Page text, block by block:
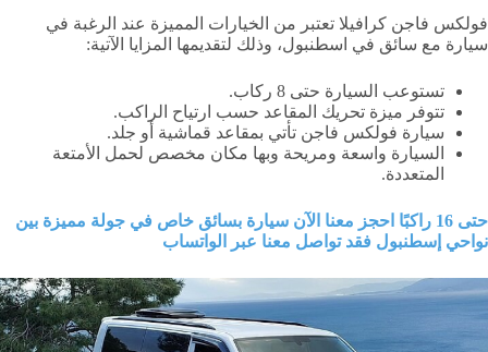
فولكس فاجن كرافيلا تعتبر من الخيارات المميزة عند الرغبة في
سيارة مع سائق في اسطنبول، وذلك لتقديمها المزايا الآتية:
تستوعب السيارة حتى 8 ركاب.
تتوفر ميزة تحريك المقاعد حسب ارتياح الراكب.
سيارة فولكس فاجن تأتي بمقاعد قماشية أو جلد.
السيارة واسعة ومريحة وبها مكان مخصص لحمل الأمتعة
المتعددة.
حتى 16 راكبًا احجز معنا الآن سيارة بسائق خاص في جولة مميزة بين
نواحي إسطنبول فقد تواصل معنا عبر الواتساب